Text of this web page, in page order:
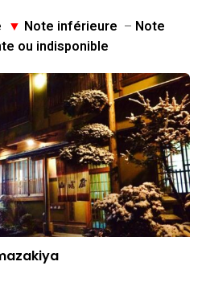
▼ Note inférieure – Note
ou indisponible